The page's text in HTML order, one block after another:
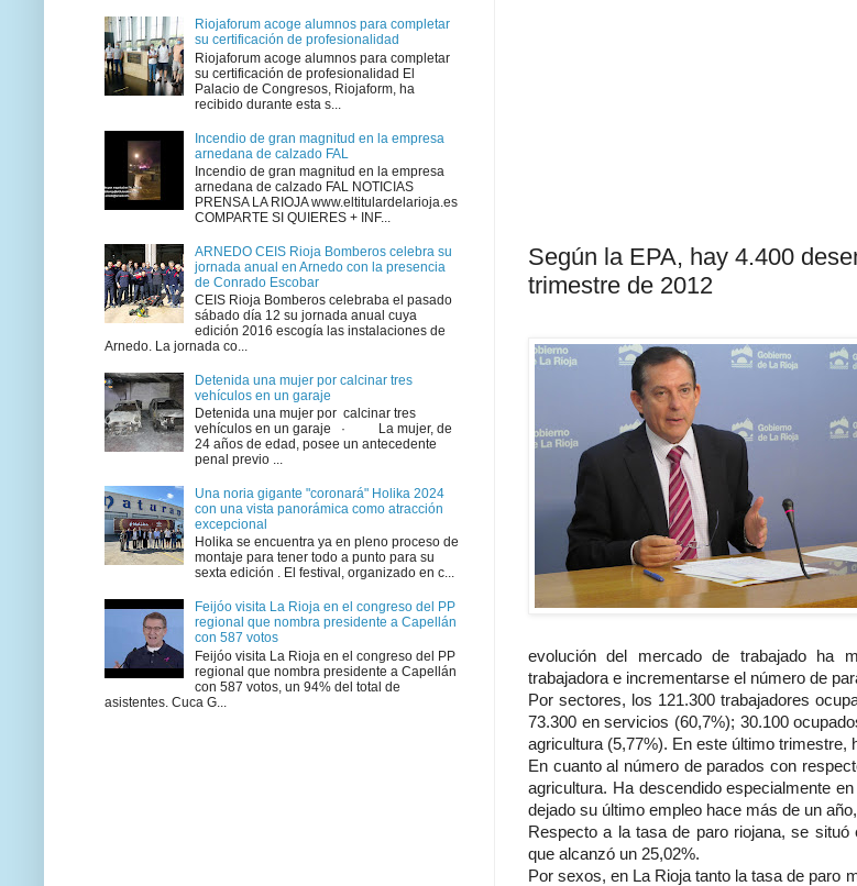
Según la EPA, hay 4.400
trimestre de 2012
evolución del mercado de trabajado ha
trabajadora e incrementarse el número de
Por sectores, los 121.300 trabajadores
73.300 en servicios (60,7%); 30.100
agricultura (5,77%). En este último trimestre,
En cuanto al número de parados con
agricultura. Ha descendido especialmente
dejado su último empleo hace más de un
Respecto a la tasa de paro riojana, se
que alcanzó un 25,02%.
Por sexos, en La Rioja tanto la tasa de paro
Riojaforum acoge alumnos para completar
su certificación de profesionalidad
Riojaforum acoge alumnos para completar
su certificación de profesionalidad El
Palacio de Congresos, Riojaform, ha
recibido durante esta s...
Incendio de gran magnitud en la empresa
arnedana de calzado FAL
Incendio de gran magnitud en la empresa
arnedana de calzado FAL NOTICIAS
PRENSA LA RIOJA www.eltitulardelarioja.es
COMPARTE SI QUIERES + INF...
ARNEDO CEIS Rioja Bomberos celebra su
jornada anual en Arnedo con la presencia
de Conrado Escobar
CEIS Rioja Bomberos celebraba el pasado
sábado día 12 su jornada anual cuya
edición 2016 escogía las instalaciones de
Arnedo. La jornada co...
Detenida una mujer por calcinar tres
vehículos en un garaje
Detenida una mujer por calcinar tres
vehículos en un garaje · La mujer, de
24 años de edad, posee un antecedente
penal previo ...
Una noria gigante "coronará" Holika 2024
con una vista panorámica como atracción
excepcional
Holika se encuentra ya en pleno proceso de
montaje para tener todo a punto para su
sexta edición . El festival, organizado en c...
Feijóo visita La Rioja en el congreso del PP
regional que nombra presidente a Capellán
con 587 votos
Feijóo visita La Rioja en el congreso del PP
regional que nombra presidente a Capellán
con 587 votos, un 94% del total de
asistentes. Cuca G...